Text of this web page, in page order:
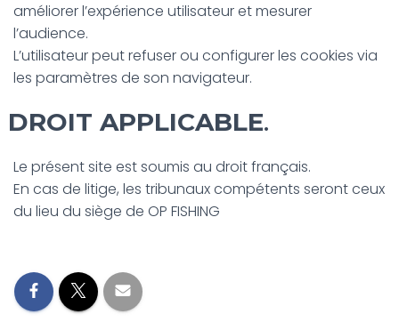
améliorer l’expérience utilisateur et mesurer
l’audience.
L’utilisateur peut refuser ou configurer les cookies via
les paramètres de son navigateur.
DROIT APPLICABLE.
Le présent site est soumis au droit français.
En cas de litige, les tribunaux compétents seront ceux
du lieu du siège de OP FISHING